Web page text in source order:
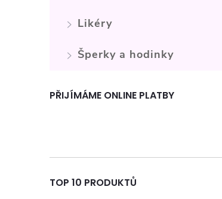
Likéry
Šperky a hodinky
PŘIJÍMÁME ONLINE PLATBY
TOP 10 PRODUKTŮ